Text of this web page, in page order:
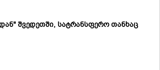
შვედეთში, სატრანსფერო თანხაც